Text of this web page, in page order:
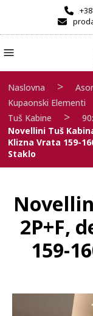
Naslovna >
Kupaonski Elementi
Tuš Kabine >
Novellini Tuš
Klizna Vrata 159-
Staklo
2P+F,
159-